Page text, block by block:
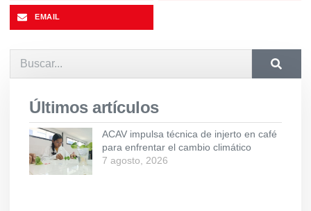
EMAIL
Últimos artículos
ACAV impulsa técnica de injerto en café
para enfrentar el cambio climático
7 agosto, 2026